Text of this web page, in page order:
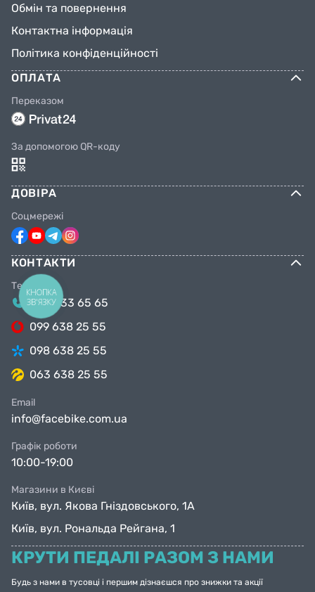
Обмін та повернення
Контактна інформація
Політика конфіденційності
ОПЛАТА
Переказом
За допомогою QR-коду
ДОВІРА
Соцмережі
КОНТАКТИ
Телефони
044 333 65 65
099 638 25 55
098 638 25 55
063 638 25 55
Email
info@facebike.com.ua
Графік роботи
10:00-19:00
Магазини в Києві
Київ, вул. Якова Гніздовського, 1А
Київ, вул. Рональда Рейгана, 1
КРУТИ ПЕДАЛІ РАЗОМ З НАМИ
Будь з нами в тусовці і першим дізнаєшся про знижки та акції
КНОПКА
ЗВ'ЯЗКУ